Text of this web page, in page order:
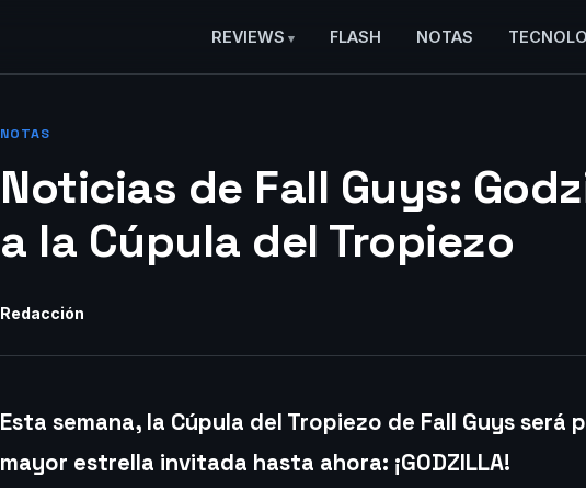
REVIEWS FLASH NOTAS
NOTAS
Noticias de Fall Guys:
a la Cúpula del Tropiezo
Redacción
Esta semana, la Cúpula del Tropiezo de Fall Guys será
mayor estrella invitada hasta ahora: ¡GODZILLA!